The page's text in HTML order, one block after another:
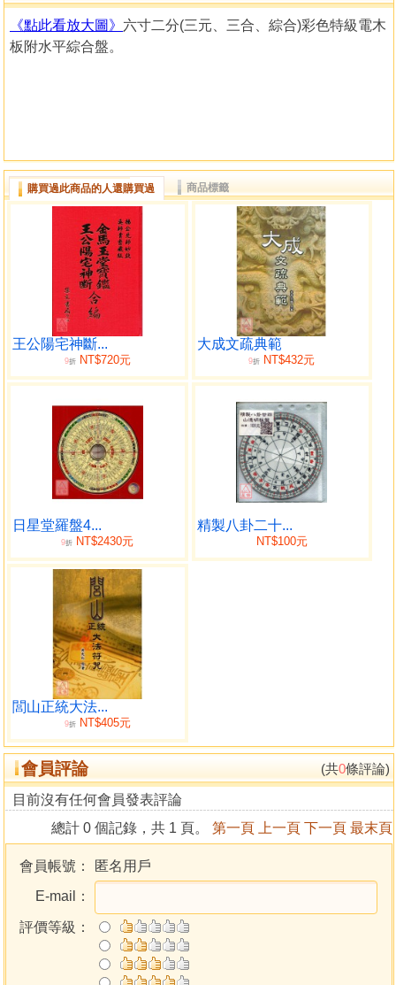
《點此看放大圖》 六寸二分(三元、三合、綜合)彩色特級電木
板附水平綜合盤。
購買過此商品的人還購買過 商品標籤
王公陽宅神斷...
9折NT$720元
大成文疏典範
9折 NT$432元
日星堂羅盤4...
9折 NT$2430元
精製八卦二十...
NT$100元
閭山正統大法...
9折NT$405元
會員評論 (共0條評論)
目前沒有任何會員發表評論
總計 0 個記錄，共 1 頁。 第一頁 上一頁 下一頁 最末頁
會員帳號：
匿名用戶
E-mail：
評價等級：